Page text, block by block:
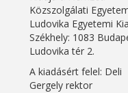
Közszolgálati
Ludovika Egyetemi
Székhely: 1083
Ludovika tér 2.
A kiadásért felel: Deli
Gergely rektor